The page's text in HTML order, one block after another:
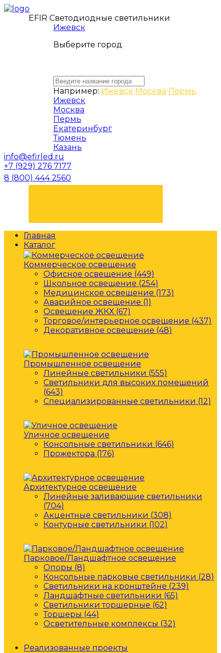
EFIR Светодиодные светильники
Ижевск
Выберите город
Например: Ижевск Москва Пермь
Ижевск
Москва
Пермь
Екатеринбург
Тюмень
Казань
info@efirled.ru
+7 (929) 276 7177
8 (800) 444 2560
Главная
Каталог
Коммерческое освещение
Офисное освещение (449)
Школьное освещение (254)
Медицинское освещение (173)
Аварийное освещение (1)
Освещение ЖКХ (67)
Торговое/интерьерное освещение (437)
Декоративное освещение (48)
Промышленное освещение
Линейные светильники (555)
Светильники для высоких помещений
(643)
Специализированные светильники (12)
Уличное освещение
Консольные светильники (646)
Прожектора (176)
Архитектурное освещение
Линейные заливающие светильники
(704)
Акцентные светильники (308)
Контурные светильники (102)
Парковое/Ландшафтное освещение
Опоры (8)
Консольные парковые светильники (28)
Светильники на кронштейне (239)
Ландшафтные светильники (65)
Светильники торшерные (62)
Торшеры (44)
Осветительные комплексы (32)
Реализованные проекты